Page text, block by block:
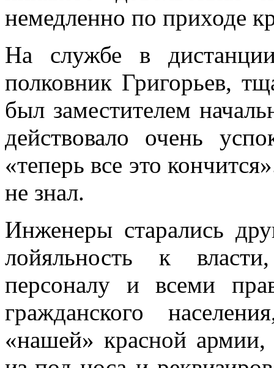
немедленно по приходе
На службе в
полковник Григорьев,
был заместителем
действовало очень
«теперь все это
не знал.
Инженеры старались
лойяльность к
персоналу и всеми
гражданского
«нашей» красной армии,